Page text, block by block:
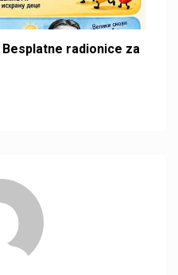
radionice za